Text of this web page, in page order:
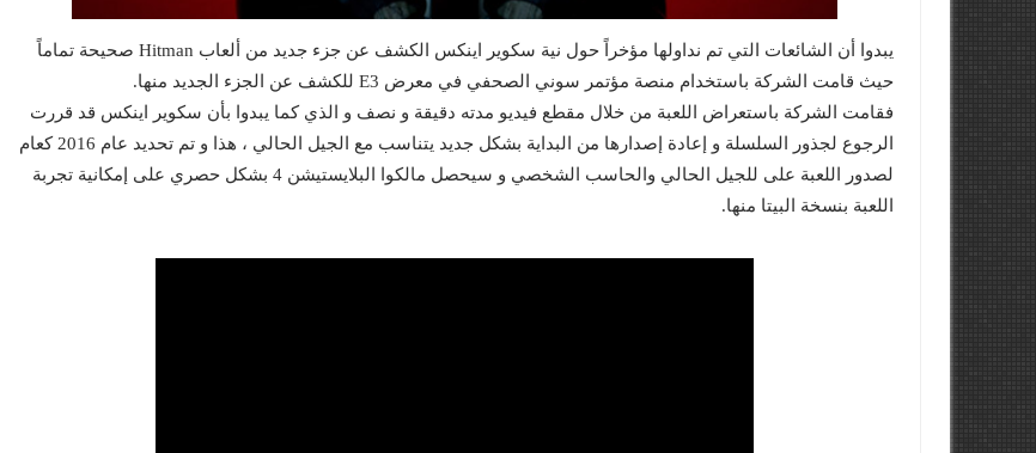
يبدوا أن الشائعات التي تم نداولها مؤخراً حول نية سكوير اينكس الكشف عن جزء جديد من ألعاب Hitman صحيحة تماماً
حيث قامت الشركة باستخدام منصة مؤتمر سوني الصحفي في معرض E3 للكشف عن الجزء الجديد منها.
فقامت الشركة باستعراض اللعبة من خلال مقطع فيديو مدته دقيقة و نصف و الذي كما يبدوا بأن سكوير اينكس قد قررت
الرجوع لجذور السلسلة و إعادة إصدارها من البداية بشكل جديد يتناسب مع الجيل الحالي ، هذا و تم تحديد عام 2016 كعام
لصدور اللعبة على للجيل الحالي والحاسب الشخصي و سيحصل مالكوا البلايستيشن 4 بشكل حصري على إمكانية تجربة
اللعبة بنسخة البيتا منها.